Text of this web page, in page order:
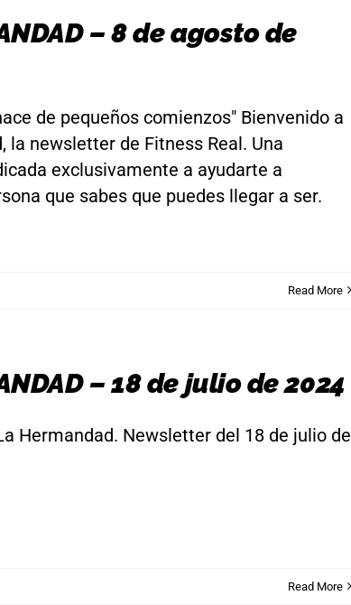
– 8 de agosto de
de pequeños comienzos" Bienvenido a
la newsletter de Fitness Real. Una
exclusivamente a ayudarte a
que sabes que puedes llegar a ser.
Read More
– 18 de julio de 2024
Hermandad. Newsletter del 18 de julio de
Read More